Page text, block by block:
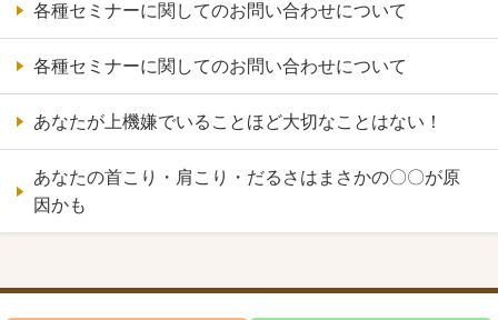
各種セミナーに関してのお問い合わせについて
各種セミナーに関してのお問い合わせについて
あなたが上機嫌でいることほど大切なことはない！
あなたの首こり・肩こり・だるさはまさかの〇〇が原
因かも